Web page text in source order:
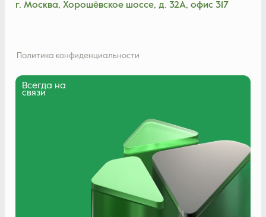
Политика конфиденциальности
г. Москва, Хорошёвское шоссе, д. 32А, офис 317
Всегда на
связи